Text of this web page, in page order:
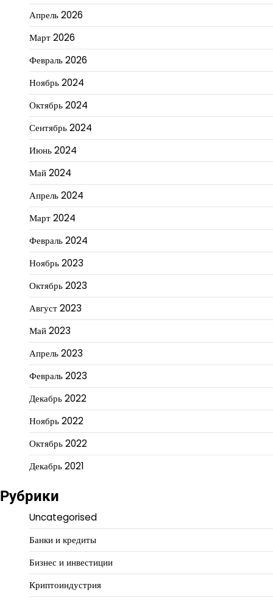
Апрель 2026
Март 2026
Февраль 2026
Ноябрь 2024
Октябрь 2024
Сентябрь 2024
Июнь 2024
Май 2024
Апрель 2024
Март 2024
Февраль 2024
Ноябрь 2023
Октябрь 2023
Август 2023
Май 2023
Апрель 2023
Февраль 2023
Декабрь 2022
Ноябрь 2022
Октябрь 2022
Декабрь 2021
Рубрики
Uncategorised
Банки и кредиты
Бизнес и инвестиции
Криптоиндустрия